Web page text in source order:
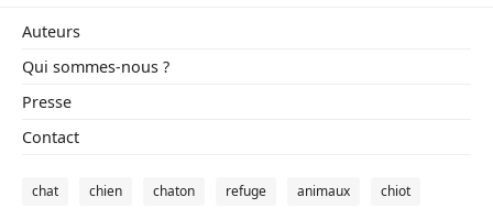
Auteurs
Qui sommes-nous ?
Presse
Contact
chat chien chaton refuge animaux chiot